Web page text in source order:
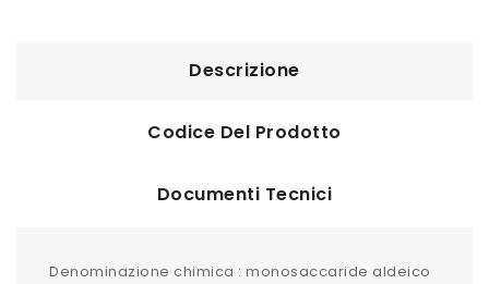
Descrizione
Codice Del Prodotto
Documenti Tecnici
Denominazione chimica : monosaccaride aldeico